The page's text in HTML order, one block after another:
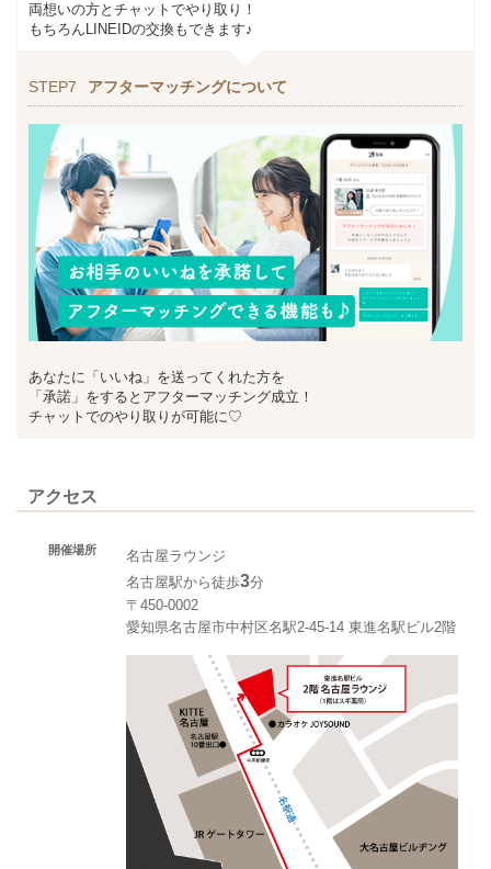
両想いの方とチャットでやり取り！
もちろんLINEIDの交換もできます♪
STEP7 アフターマッチングについて
あなたに「いいね」を送ってくれた方を
「承諾」をするとアフターマッチング成立！
チャットでのやり取りが可能に♡
アクセス
開催場所
名古屋ラウンジ
名古屋駅から徒歩3分
〒450-0002
愛知県名古屋市中村区名駅2-45-14 東進名駅ビル2階